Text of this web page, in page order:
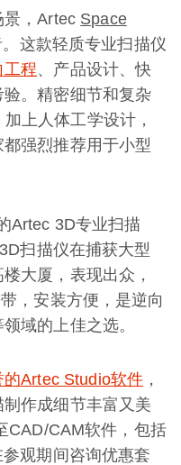
景，Artec Space
这款轻质专业扫描仪
工程、产品设计、快
。精密细节和复杂
上人体工学设计，
强烈推荐用于小型
Artec 3D专业扫描
扫描仪在捕获大型
大厦，表现出众，
，安装方便，是逆向
域的上佳之选。
Artec Studio软件 ，
作成细节丰富又美
CAD/CAM软件，包括
观期间咨询优惠套